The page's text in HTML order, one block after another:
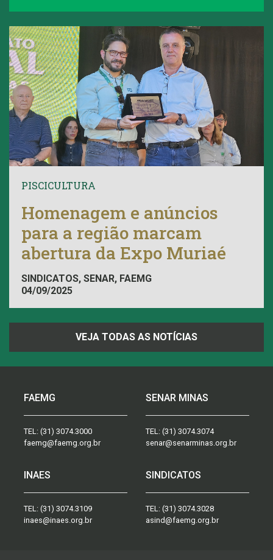
PISCICULTURA
Homenagem e anúncios
para a região marcam
abertura da Expo Muriaé
SINDICATOS, SENAR, FAEMG
04/09/2025
VEJA TODAS AS NOTÍCIAS
FAEMG
TEL: (31) 3074.3000
faemg@faemg.org.br
SENAR MINAS
TEL: (31) 3074.3074
senar@senarminas.org.br
INAES
TEL: (31) 3074.3109
inaes@inaes.org.br
SINDICATOS
TEL: (31) 3074.3028
asind@faemg.org.br